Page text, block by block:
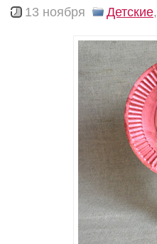
13 ноября Детские,